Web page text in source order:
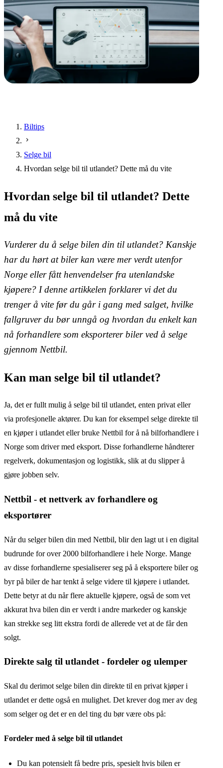
Biltips
Selge bil
Hvordan selge bil til utlandet? Dette må du vite
Hvordan selge bil til utlandet? Dette
må du vite
Vurderer du å selge bilen din til utlandet? Kanskje
har du hørt at biler kan være mer verdt utenfor
Norge eller fått henvendelser fra utenlandske
kjøpere? I denne artikkelen forklarer vi det du
trenger å vite før du går i gang med salget, hvilke
fallgruver du bør unngå og hvordan du enkelt kan
nå forhandlere som eksporterer biler ved å selge
gjennom Nettbil.
Kan man selge bil til utlandet?
Ja, det er fullt mulig å selge bil til utlandet, enten privat eller
via profesjonelle aktører. Du kan for eksempel selge direkte til
en kjøper i utlandet eller bruke Nettbil for å nå bilforhandlere i
Norge som driver med eksport. Disse forhandlerne håndterer
regelverk, dokumentasjon og logistikk, slik at du slipper å
gjøre jobben selv.
Nettbil - et nettverk av forhandlere og
eksportører
Når du selger bilen din med Nettbil, blir den lagt ut i en digital
budrunde for over 2000 bilforhandlere i hele Norge. Mange
av disse forhandlerne spesialiserer seg på å eksportere biler og
byr på biler de har tenkt å selge videre til kjøpere i utlandet.
Dette betyr at du når flere aktuelle kjøpere, også de som vet
akkurat hva bilen din er verdt i andre markeder og kanskje
kan strekke seg litt ekstra fordi de allerede vet at de får den
solgt.
Direkte salg til utlandet - fordeler og ulemper
Skal du derimot selge bilen din direkte til en privat kjøper i
utlandet er dette også en mulighet. Det krever dog mer av deg
som selger og det er en del ting du bør være obs på:
Fordeler med å selge bil til utlandet
Du kan potensielt få bedre pris, spesielt hvis bilen er